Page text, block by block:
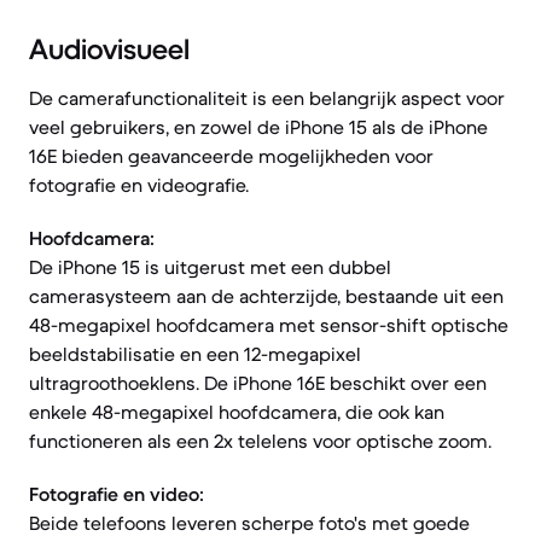
Audiovisueel
De camerafunctionaliteit is een belangrijk aspect voor
veel gebruikers, en zowel de iPhone 15 als de iPhone
16E bieden geavanceerde mogelijkheden voor
fotografie en videografie.
Hoofdcamera:
De iPhone 15 is uitgerust met een dubbel
camerasysteem aan de achterzijde, bestaande uit een
48-megapixel hoofdcamera met sensor-shift optische
beeldstabilisatie en een 12-megapixel
ultragroothoeklens. De iPhone 16E beschikt over een
enkele 48-megapixel hoofdcamera, die ook kan
functioneren als een 2x telelens voor optische zoom.
Fotografie en video:
Beide telefoons leveren scherpe foto's met goede